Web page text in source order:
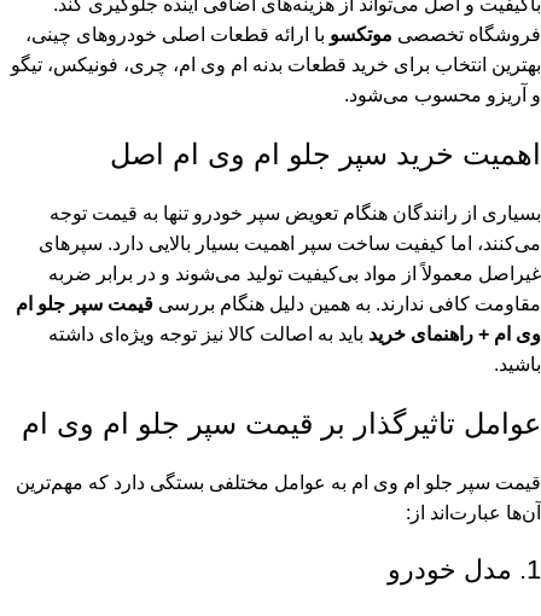
باکیفیت و اصل می‌تواند از هزینه‌های اضافی آینده جلوگیری کند.
فروشگاه تخصصی موتکسو با ارائه قطعات اصلی خودروهای چینی،
بهترین انتخاب برای خرید قطعات بدنه ام وی ام، چری، فونیکس، تیگو
و آریزو محسوب می‌شود.
اهمیت خرید سپر جلو ام وی ام اصل
بسیاری از رانندگان هنگام تعویض سپر خودرو تنها به قیمت توجه
می‌کنند، اما کیفیت ساخت سپر اهمیت بسیار بالایی دارد. سپرهای
غیراصل معمولاً از مواد بی‌کیفیت تولید می‌شوند و در برابر ضربه
مقاومت کافی ندارند. به همین دلیل هنگام بررسی قیمت سپر جلو ام
وی ام + راهنمای خرید باید به اصالت کالا نیز توجه ویژه‌ای داشته
باشید.
عوامل تاثیرگذار بر قیمت سپر جلو ام وی ام
قیمت سپر جلو ام وی ام به عوامل مختلفی بستگی دارد که مهم‌ترین
آن‌ها عبارت‌اند از:
1. مدل خودرو